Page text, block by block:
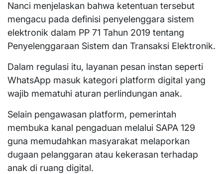
Nanci menjelaskan bahwa ketentuan tersebut
mengacu pada definisi penyelenggara sistem
elektronik dalam PP 71 Tahun 2019 tentang
Penyelenggaraan Sistem dan Transaksi Elektronik.
Dalam regulasi itu, layanan pesan instan seperti
WhatsApp masuk kategori platform digital yang
wajib mematuhi aturan perlindungan anak.
Selain pengawasan platform, pemerintah
membuka kanal pengaduan melalui SAPA 129
guna memudahkan masyarakat melaporkan
dugaan pelanggaran atau kekerasan terhadap
anak di ruang digital.